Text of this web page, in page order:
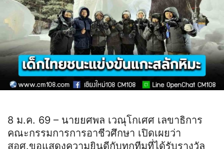
8 ม.ค. 69 – นายยศพล เวณุโกเศศ เลขาธิการ
คณะกรรมการการอาชีวศึกษา เปิดเผยว่า
สอศ.ขอแสดงความยินดีกับทุกทีมที่ได้รับรางวัล